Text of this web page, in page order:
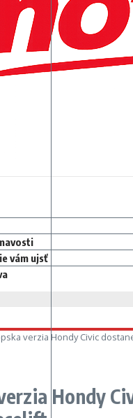
vám ujsť
verzia Hondy Civic
Hondy